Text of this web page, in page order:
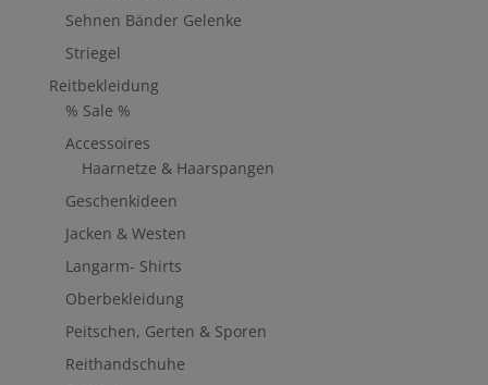
Sehnen Bänder Gelenke
Striegel
Reitbekleidung
% Sale %
Accessoires
Haarnetze & Haarspangen
Geschenkideen
Jacken & Westen
Langarm- Shirts
Oberbekleidung
Peitschen, Gerten & Sporen
Reithandschuhe